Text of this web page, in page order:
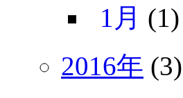
1月 (1)
2016年 (3)